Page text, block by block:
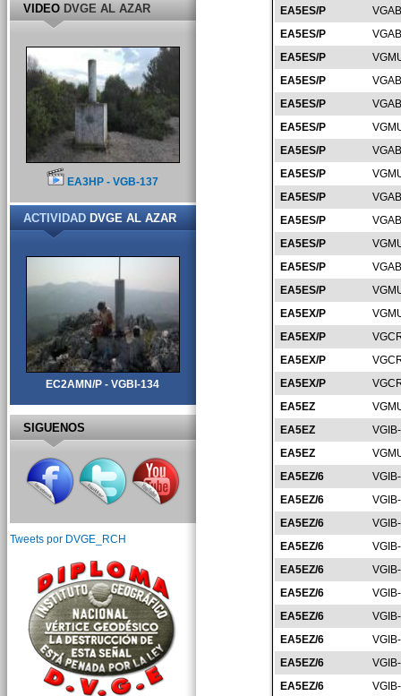
EA5ES/P
EA5ES/P
EA5ES/P
EA5ES/P
EA5ES/P
EA5ES/P
EA5ES/P
EA5ES/P
EA5ES/P
EA5ES/P
EA5ES/P
EA5ES/P
EA5ES/P
EA5EX/P
EA5EX/P
EA5EX/P
EA5EX/P
EA5EZ
EA5EZ
EA5EZ
EA5EZ/6
EA5EZ/6
EA5EZ/6
EA5EZ/6
EA5EZ/6
EA5EZ/6
EA5EZ/6
EA5EZ/6
EA5EZ/6
EA5EZ/6
VIDEODVGE AL AZAR
EA3HP - VGB-137
ACTIVIDADDVGE AL AZAR
EC2AMN/P - VGBI-134
SIGUENOS
Tweets por DVGE_RCH